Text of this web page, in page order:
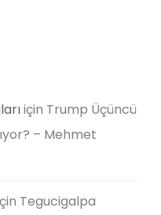
için Trump Üçüncü
– Mehmet
Tegucigalpa